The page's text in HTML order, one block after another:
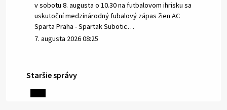
v sobotu 8. augusta o 10.30 na futbalovom ihrisku sa
uskutoční medzinárodný fubalový zápas žien AC
Sparta Praha - Spartak Subotic…
7. augusta 2026 08:25
6. augusta 2026 08:13
Staršie správy